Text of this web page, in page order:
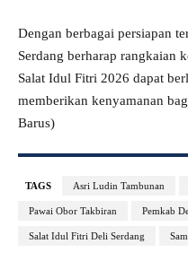
Dengan berbagai persiapan
Serdang berharap rangkaian
Salat Idul Fitri 2026 dapat
memberikan kenyamanan
Barus)
TAGS Asri Ludin Tambunan
Pawai Obor Takbiran Pemkab
Salat Idul Fitri Deli Serdang